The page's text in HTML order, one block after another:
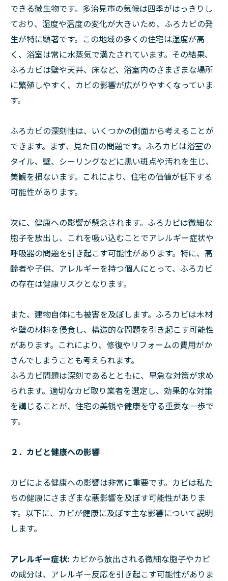
できる微生物です。多治見市の気候は四季がはっきりし
ており、湿度や温度の変化が大きいため、ふろカビの発
生が特に顕著です。この地域の多くの住宅は湿度が高
く、浴室は常に水蒸気で満たされています。その結果、
ふろカビは壁や天井、床など、浴室内のさまざまな場所
に繁殖しやすく、カビの影響が広がりやすくなっていま
す。
ふろカビの深刻性は、いくつかの側面から考えることが
できます。まず、見た目の問題です。ふろカビは浴室の
タイル、壁、シーリングなどに黒い斑点や汚れを生じ、
美観を損ないます。これにより、住宅の価値が低下する
可能性があります。
次に、健康への影響が懸念されます。ふろカビは微細な
胞子を放出し、これを吸い込むことでアレルギー症状や
呼吸器の問題を引き起こす可能性があります。特に、高
齢者や子供、アレルギーを持つ個人にとって、ふろカビ
の存在は健康リスクとなります。
また、建物自体にも被害を及ぼします。ふろカビは木材
や壁の材料を侵食し、構造的な問題を引き起こす可能性
があります。これにより、修復やリフォームの費用がか
さんでしまうことも考えられます。
ふろカビ問題は深刻であるとともに、早急な対策が求め
られます。適切なカビ取り業者を選定し、効果的な対策
を講じることが、住宅の美観や健康を守る重要な一歩で
す。
２．カビと健康への影響
カビによる健康への影響は非常に重要です。カビは私た
ちの健康にさまざまな悪影響を及ぼす可能性がありま
す。以下に、カビが健康に及ぼす主な影響について説明
します。
アレルギー症状: カビから放出される微細な胞子やカビ
の成分は、アレルギー反応を引き起こす可能性がありま